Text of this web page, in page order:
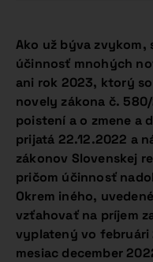
Ako už býva zvykom,
účinnosť mnohých
ani rok 2023, ktorý
novely zákona č.
poistení a o zmene a
prijatá 22.12.2022 a
zákonov Slovenskej
pričom účinnosť
Okrem iného,
vzťahovať na príjem
vyplatený vo februári
mesiac december